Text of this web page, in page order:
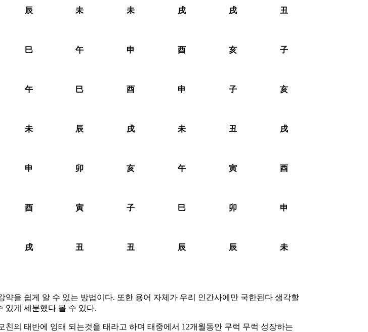
辰 未 未 戌 戌 丑
巳 午 申 酉 亥 子
午 巳 酉 申 子 亥
未 辰 戌 未 丑 戌
申 卯 亥 午 寅 酉
酉 寅 子 巳 卯 申
戌 丑 丑 辰 辰 未
을 쉽게 알 수 있는 방법이다. 또한 용어 자체가 우리 인간사에만 국한된다 생각할
있게 세분했다 볼 수 있다.
의 태반에 잉태 되는것을 태라고 하며 태중에서 12개월동안 무럭 무럭 성장하는